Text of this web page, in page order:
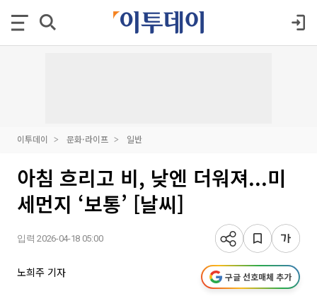
이투데이 문화·라이프 일반
아침 흐리고 비, 낮엔 더워져...미
세먼지 ‘보통’ [날씨]
입력 2026-04-18 05:00
노희주 기자 구글 선호매체 추가